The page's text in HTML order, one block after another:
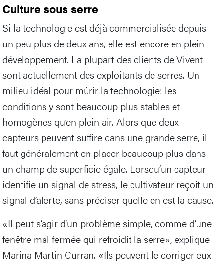
Culture sous serre
Si la technologie est déjà commercialisée depuis
un peu plus de deux ans, elle est encore en plein
développement. La plupart des clients de Vivent
sont actuellement des exploitants de serres. Un
milieu idéal pour mûrir la technologie: les
conditions y sont beaucoup plus stables et
homogènes qu’en plein air. Alors que deux
capteurs peuvent suffire dans une grande serre, il
faut généralement en placer beaucoup plus dans
un champ de superficie égale. Lorsqu’un capteur
identifie un signal de stress, le cultivateur reçoit un
signal d’alerte, sans préciser quelle en est la cause.
«Il peut s’agir d’un problème simple, comme d’une
fenêtre mal fermée qui refroidit la serre», explique
Marina Martin Curran. «Ils peuvent le corriger eux-